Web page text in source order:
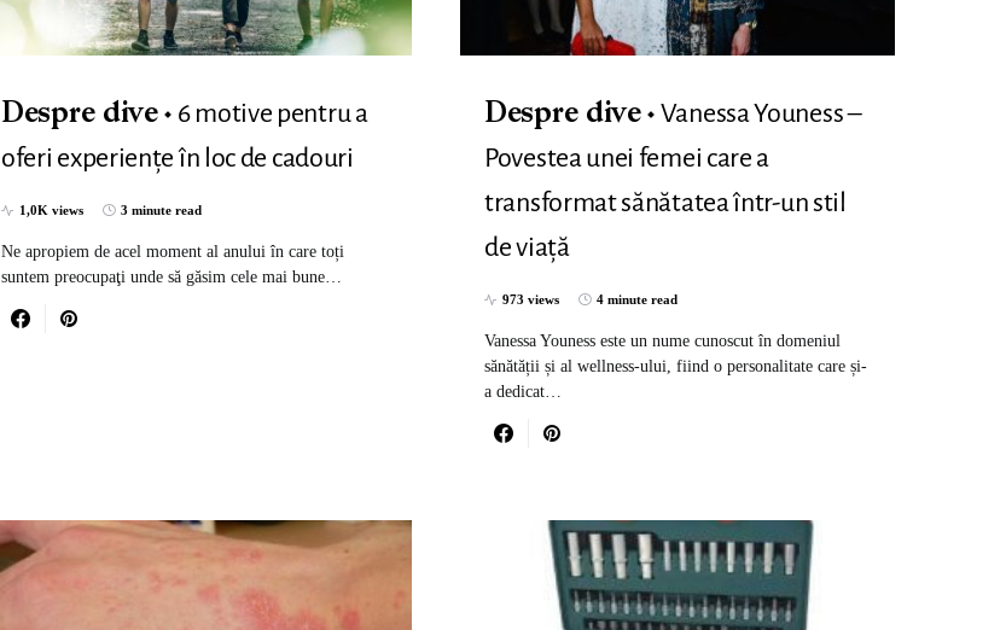
Despre dive
6 motive pentru a
oferi experiențe în loc de cadouri
1,0K views 3 minute read
Ne apropiem de acel moment al anului în care toți
suntem preocupaţi unde să găsim cele mai bune…
Despre dive
Vanessa Youness –
Povestea unei femei care a
transformat sănătatea într-un stil
de viață
973 views 4 minute read
Vanessa Youness este un nume cunoscut în domeniul
sănătății și al wellness-ului, fiind o personalitate care și-
a dedicat…